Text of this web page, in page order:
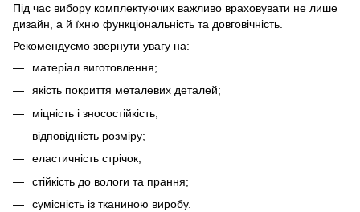
Під час вибору комплектуючих важливо враховувати не лише
дизайн, а й їхню функціональність та довговічність.
Рекомендуємо звернути увагу на:
матеріал виготовлення;
якість покриття металевих деталей;
міцність і зносостійкість;
відповідність розміру;
еластичність стрічок;
стійкість до вологи та прання;
сумісність із тканиною виробу.